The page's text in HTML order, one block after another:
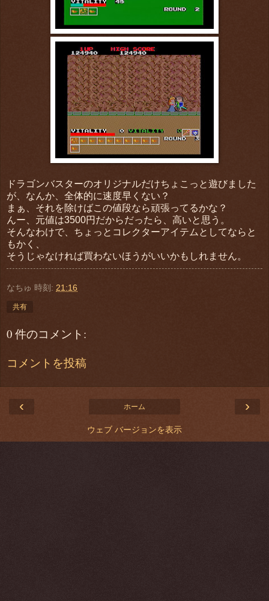
ドラゴンバスターのオリジナルだけちょこっと遊びました
が、なんか、全体的に速度早くない？
まぁ、それを除けばこの値段なら頑張ってるかな？
んー、元値は3500円だからだったら、高いと思う。
そんなわけで、ちょっとコレクターアイテムとしてならと
もかく、
そうじゃなければ買わないほうがいいかもしれません。
なちゅ 時刻: 21:16
共有
0 件のコメント:
コメントを投稿
‹ ›
ホーム
ウェブ バージョンを表示